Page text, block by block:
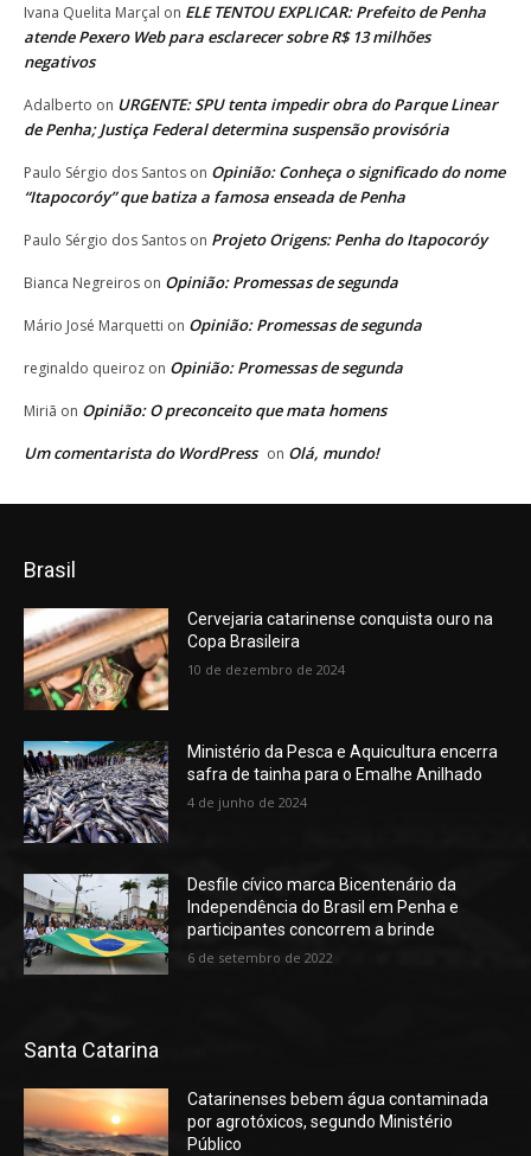
Ivana Quelita Marçal on ELE TENTOU EXPLICAR: Prefeito de Penha
atende Pexero Web para esclarecer sobre R$ 13 milhões
negativos
Adalberto on URGENTE: SPU tenta impedir obra do Parque Linear
de Penha; Justiça Federal determina suspensão provisória
Paulo Sérgio dos Santos on Opinião: Conheça o significado do nome
“Itapocoróy” que batiza a famosa enseada de Penha
Paulo Sérgio dos Santos on Projeto Origens: Penha do Itapocoróy
Bianca Negreiros on Opinião: Promessas de segunda
Mário José Marquetti on Opinião: Promessas de segunda
reginaldo queiroz on Opinião: Promessas de segunda
Miriã on Opinião: O preconceito que mata homens
Um comentarista do WordPress on Olá, mundo!
Brasil
Cervejaria catarinense conquista ouro na
Copa Brasileira
10 de dezembro de 2024
Ministério da Pesca e Aquicultura encerra
safra de tainha para o Emalhe Anilhado
4 de junho de 2024
Desfile cívico marca Bicentenário da
Independência do Brasil em Penha e
participantes concorrem a brinde
6 de setembro de 2022
Santa Catarina
Catarinenses bebem água contaminada
por agrotóxicos, segundo Ministério
Público